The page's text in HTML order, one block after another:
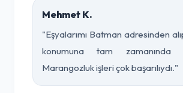
Mehmet K.
"Eşyalarımı Batman adresinden
konumuna tam zamanında
Marangozluk işleri çok başarılıydı."